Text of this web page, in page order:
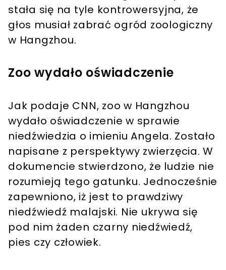
stała się na tyle kontrowersyjna, że
głos musiał zabrać ogród zoologiczny
w Hangzhou.
Zoo wydało oświadczenie
Jak podaje CNN, zoo w Hangzhou
wydało oświadczenie w sprawie
niedźwiedzia o imieniu Angela. Zostało
napisane z perspektywy zwierzęcia. W
dokumencie stwierdzono, że ludzie nie
rozumieją tego gatunku. Jednocześnie
zapewniono, iż jest to prawdziwy
niedźwiedź malajski. Nie ukrywa się
pod nim żaden czarny niedźwiedź,
pies czy człowiek.